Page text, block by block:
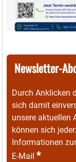
Newsletter-
Durch Anklicken
sich damit
unsere aktuellen
können sich
Informationen
E-Mail *